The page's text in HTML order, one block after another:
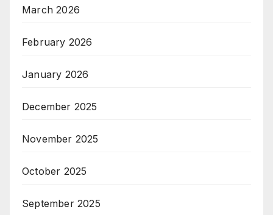
March 2026
February 2026
January 2026
December 2025
November 2025
October 2025
September 2025